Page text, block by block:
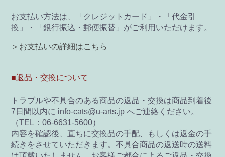
お支払い方法は、「クレジットカード」・「代金引
換」・「銀行振込・郵便振替」がご利用いただけます。
＞お支払いの詳細はこちら
■返品・交換について
トラブルや不具合のある商品の返品・交換は商品到着後
7日間以内に info-cats@u-arts.jp へご連絡ください。
（TEL：06-6631-5600）
内容を確認後、直ちに交換品の手配、もしくは返金の手
続きをさせていただきます。不具合商品の返送時の送料